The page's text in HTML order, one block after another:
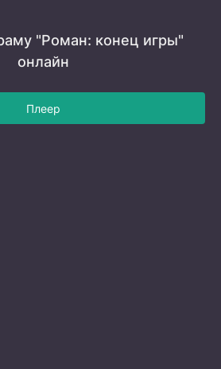
"Роман: конец игры"
онлайн
Плеер